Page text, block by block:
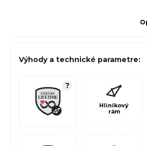
Výhody a technické parametre:
?
Hliníkový
rám